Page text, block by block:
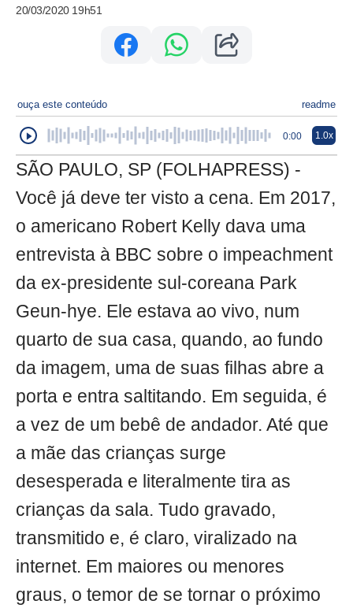
20/03/2020 19h51
ouça este conteúdo readme
0:00 1.0x
SÃO PAULO, SP (FOLHAPRESS) -
Você já deve ter visto a cena. Em 2017,
o americano Robert Kelly dava uma
entrevista à BBC sobre o impeachment
da ex-presidente sul-coreana Park
Geun-hye. Ele estava ao vivo, num
quarto de sua casa, quando, ao fundo
da imagem, uma de suas filhas abre a
porta e entra saltitando. Em seguida, é
a vez de um bebê de andador. Até que
a mãe das crianças surge
desesperada e literalmente tira as
crianças da sala. Tudo gravado,
transmitido e, é claro, viralizado na
internet. Em maiores ou menores
graus, o temor de se tornar o próximo